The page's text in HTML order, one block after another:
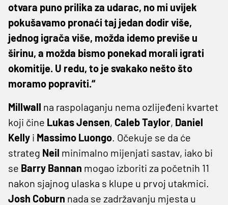
otvara puno prilika za udarac, no mi uvijek
pokušavamo pronaći taj jedan dodir više,
jednog igrača više, možda idemo previše u
širinu, a možda bismo ponekad morali igrati
okomitije. U redu, to je svakako nešto što
moramo popraviti.“
Millwall na raspolaganju nema ozlijeđeni kvartet
koji čine Lukas Jensen, Caleb Taylor, Daniel
Kelly i Massimo Luongo. Očekuje se da će
strateg Neil minimalno mijenjati sastav, iako bi
se Barry Bannan mogao izboriti za početnih 11
nakon sjajnog ulaska s klupe u prvoj utakmici.
Josh Coburn nada se zadržavanju mjesta u